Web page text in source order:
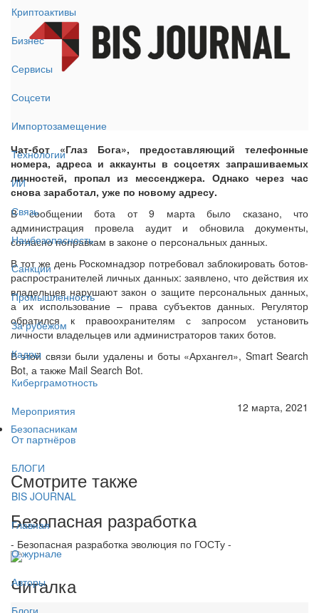
Криптоактивы
Бизнес
Сервисы
Соцсети
Импортозамещение
Технологии
ИИ
Связь
Нацбезопасность
Санкции
Промышленность
За рубежом
Кадры
Киберграмотность
Мероприятия
От партнёров
БЛОГИ
BIS JOURNAL
Главная
О журнале
Авторы
Блоги
Чат-бот «Глаз Бога», предоставляющий телефонные
номера, адреса и аккаунты в соцсетях запрашиваемых
личностей, пропал из мессенджера. Однако через час
снова заработал, уже по новому адресу.
В сообщении бота от 9 марта было сказано, что
администрация провела аудит и обновила документы,
согласно поправкам в законе о персональных данных.
В тот же день Роскомнадзор потребовал заблокировать ботов-
распространителей личных данных: заявлено, что действия их
владельцев нарушают закон о защите персональных данных,
а их использование – права субъектов данных. Регулятор
обратился к правоохранителям с запросом установить
личности владельцев или администраторов таких ботов.
В этой связи были удалены и боты «Архангел», Smart Search
Bot, а также Mail Search Bot.
12 марта, 2021
Безопасникам
Смотрите также
Безопасная разработка
- Безопасная разработка эволюция по ГОСТу -
Читалка